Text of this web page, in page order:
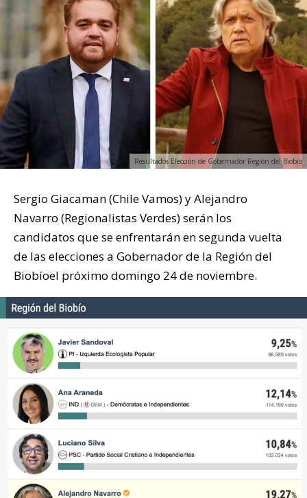
Resultados Elección de Gobernador Región del Biobío
Sergio Giacaman (Chile Vamos) y Alejandro
Navarro (Regionalistas Verdes) serán los
candidatos que se enfrentarán en segunda vuelta
de las elecciones a Gobernador de la Región del
Biobíoel próximo domingo 24 de noviembre.